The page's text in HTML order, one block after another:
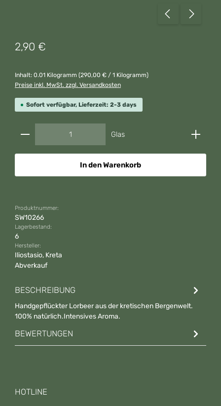
Regulärer Preis:
2,90 €
Inhalt: 0.01 Kilogramm (290,00 € / 1 Kilogramm)
Preise inkl. MwSt. zzgl. Versandkosten
Sofort verfügbar, Lieferzeit: 2-3 days
Produkt Anzahl: Gib den gewünschten Wert
Glas
In den Warenkorb
Produktnummer:
SW10266
Lagerbestand:
6
Hersteller:
Iliostasio, Kreta
Abverkauf
BESCHREIBUNG
Handgepflückter Lorbeer aus der kretischen Bergenwelt.
100% natürlich.Intensives Aroma.
BEWERTUNGEN
HOTLINE